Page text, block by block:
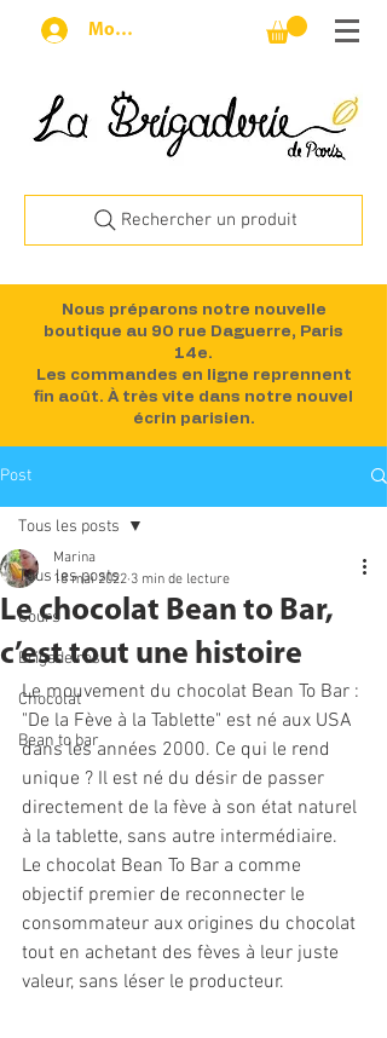
Mon compte
Rechercher un produit
Nous préparons notre nouvelle
boutique au 90 rue Daguerre, Paris
14e.
Les commandes en ligne reprennent
fin août. À très vite dans notre nouvel
écrin parisien.
Post
Tous les posts
Cours
Brigadeiros
Chocolat
Bean to bar
Tous les posts
Le chocolat Bean to Bar,
c’est tout une histoire
Marina
18 mai 2022 3 min de lecture
Le mouvement du chocolat Bean To Bar :
"De la Fève à la Tablette" est né aux USA
dans les années 2000. Ce qui le rend
unique ? Il est né du désir de passer
directement de la fève à son état naturel
à la tablette, sans autre intermédiaire.
Le chocolat Bean To Bar a comme
objectif premier de reconnecter le
consommateur aux origines du chocolat
tout en achetant des fèves à leur juste
valeur, sans léser le producteur.